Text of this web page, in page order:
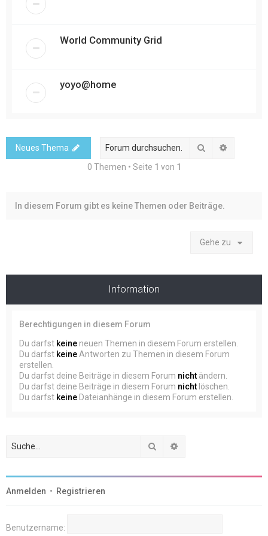
World Community Grid
yoyo@home
Neues Thema Suche
0 Themen • Seite 1 von 1
In diesem Forum gibt es keine Themen oder Beiträge.
Gehe zu
Information
Berechtigungen in diesem Forum
Du darfst keine neuen Themen in diesem Forum erstellen.
Du darfst keine Antworten zu Themen in diesem Forum
erstellen.
Du darfst deine Beiträge in diesem Forum nicht ändern.
Du darfst deine Beiträge in diesem Forum nicht löschen.
Du darfst keine Dateianhänge in diesem Forum erstellen.
Suche
Anmelden • Registrieren
Benutzername: